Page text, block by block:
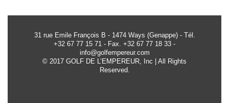
31 rue Emile François B - 1474 Ways (Genappe) - Tél.
+32 67 77 15 71 - Fax. +32 67 77 18 33 -
info@golfempereur.com
© 2017 GOLF DE L’EMPEREUR, Inc | All Rights
Reserved.